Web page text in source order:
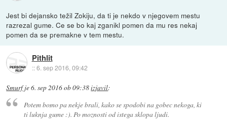
Jest bi dejansko težil Zokiju, da ti je nekdo v njegovem mestu
razrezal gume. Ce se bo kaj zganikl pomen da mu res nekaj
pomen da se premakne v tem mestu.
Pithlit
::6. sep 2016, 09:42
Smurfje6. sep 2016 ob 09:38izjavil:
Potem bomo pa nekje brali, kako se spodobi na gobec nekoga, ki
ti luknja gume :). Po moznosti od istega sklopa ljudi.